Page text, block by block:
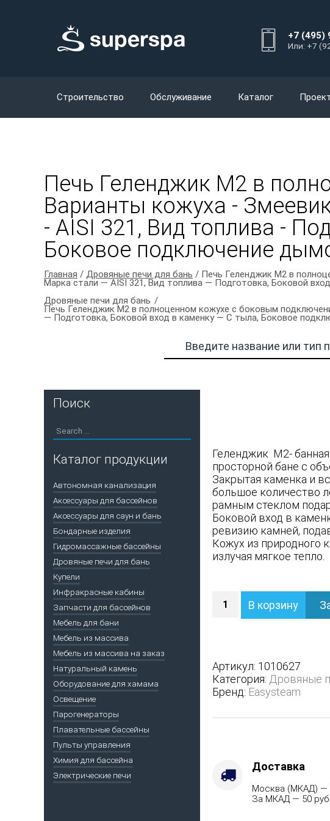
+7 (495)
Или: +7
Строительство Обслуживание Каталог
Печь Геленджик М2 в
Варианты кожуха -
- AISI 321, Вид топлива -
Боковое подключение
Главная / Дровяные печи для бань / Печь Геленджик М2 в
Марка стали — AISI 321, Вид топлива — Подготовка, Боковой
Дровяные печи для бань
Печь Геленджик М2 в полноценном кожухе с боковым
— Подготовка, Боковой вход в каменку — С тыла, Боковое
Геленджик М2- банная
просторной бане с
Закрытая каменка и
большое количество
рамным стеклом
Боковой вход в
ревизию камней,
Кожух из природного
излучая мягкое тепло.
Печь
Геленджик
полноценном
кожухе
с
боковым
Змеевик,
В корзину
Артикул: 1010627
Категория: Дровяные
Бренд: Easysteam
Доставка
Москва (МКАД) —
За МКАД — 50
Поиск
Каталог продукции
Автономная канализация
Аксессуары для бассейнов
Аксессуары для саун и бань
Бондарные изделия
Гидромассажные бассейны
Дровяные печи для бань
Купели
Инфракрасные кабины
Запчасти для бассейнов
Мебель для бани
Мебель из массива
Мебель из массива на заказ
Натуральный камень
Оборудование для хамама
Освещение
Парогенераторы
Плавательные бассейны
Пульты управления
Химия для бассейна
Электрические печи